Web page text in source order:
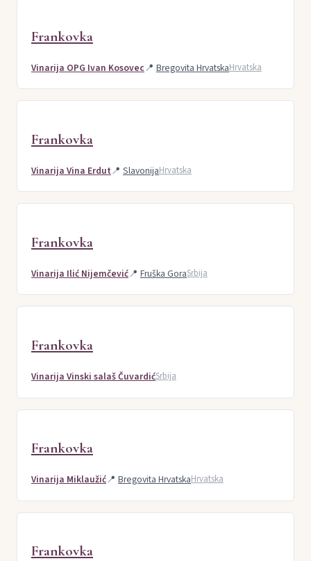
Frankovka
Vinarija OPG Ivan Kosovec📍 Bregovita HrvatskaHrvatska
Frankovka
Vinarija Vina Erdut📍 SlavonijaHrvatska
Frankovka
Vinarija Ilić Nijemčević📍 Fruška GoraSrbija
Frankovka
Vinarija Vinski salaš ČuvardićSrbija
Frankovka
Vinarija Miklaužić📍 Bregovita HrvatskaHrvatska
Frankovka